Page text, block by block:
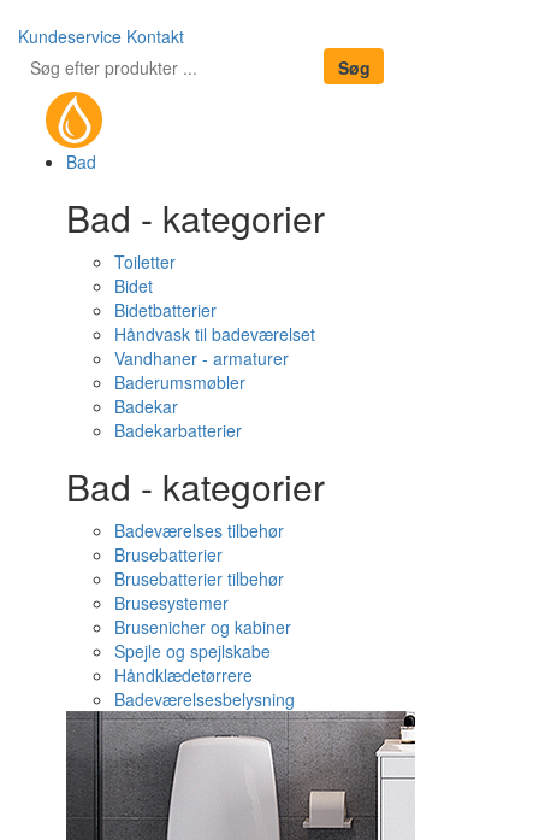
Kundeservice Kontakt
Bad
Bad - kategorier
Toiletter
Bidet
Bidetbatterier
Håndvask til badeværelset
Vandhaner - armaturer
Baderumsmøbler
Badekar
Badekarbatterier
Bad - kategorier
Badeværelses tilbehør
Brusebatterier
Brusebatterier tilbehør
Brusesystemer
Brusenicher og kabiner
Spejle og spejlskabe
Håndklædetørrere
Badeværelsesbelysning